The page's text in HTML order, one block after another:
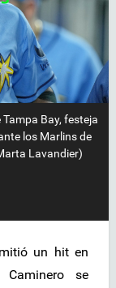
Bay, festeja
los Marlins de
Lavandier)
un hit en
Caminero se